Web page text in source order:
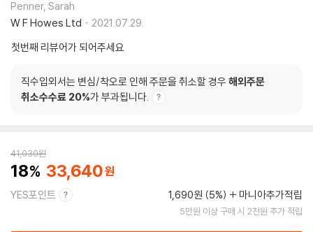
Penner, Sarah
W F Howes Ltd
2021.07.29.
첫번째 리뷰어가 되어주세요
직수입외서는 변심/착오로 인해 주문을 취소할 경우 해외주문
취소수수료 20%가 부과됩니다.
41,030원
18 33,640
YES포인트 1,690원 (5%) 마니아추가적립
5만원 이상 구매 시 2천원 추가 적립